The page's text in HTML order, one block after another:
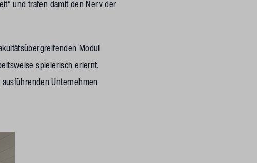
und trafen damit den Nerv der
Modul
spielerisch erlernt.
Unternehmen